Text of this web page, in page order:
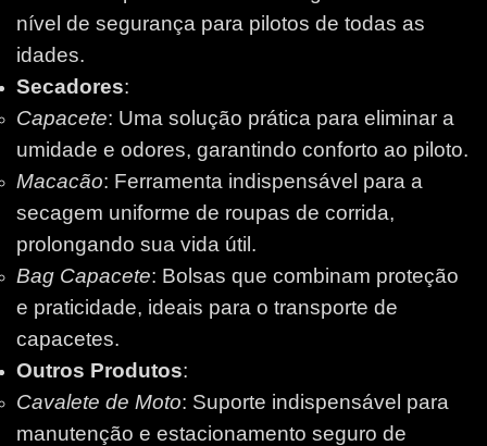
nível de segurança para pilotos de todas as
idades.
Secadores:
Capacete: Uma solução prática para eliminar a
umidade e odores, garantindo conforto ao piloto.
Macacão: Ferramenta indispensável para a
secagem uniforme de roupas de corrida,
prolongando sua vida útil.
Bag Capacete: Bolsas que combinam proteção
e praticidade, ideais para o transporte de
capacetes.
Outros Produtos:
Cavalete de Moto: Suporte indispensável para
manutenção e estacionamento seguro de